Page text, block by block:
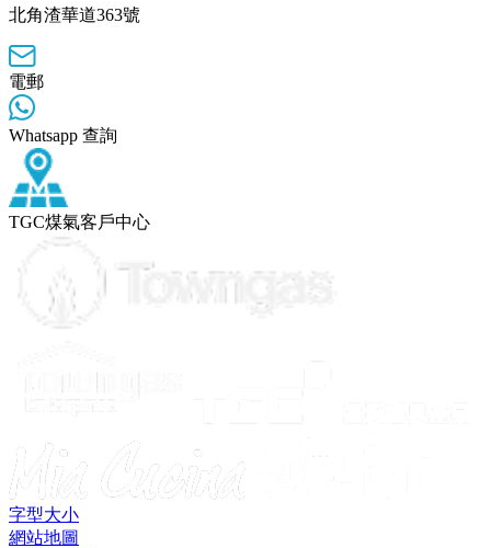
北角渣華道363號
電郵
Whatsapp 查詢
TGC煤氣客戶中心
字型大小
網站地圖